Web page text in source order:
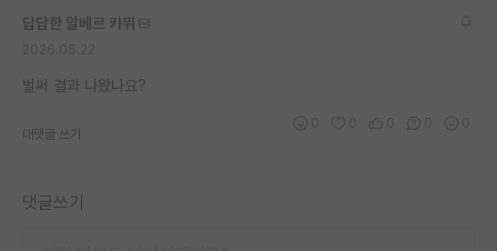
홍보 게시판
이벤트
반도체 아카데미
답답한 알베르 카뮈
벌써 결과 나왔나요?
대댓글 쓰기
댓글쓰기